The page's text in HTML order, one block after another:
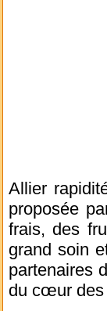
Allier
proposée
frais, des
grand soin
partenaires
du cœur des